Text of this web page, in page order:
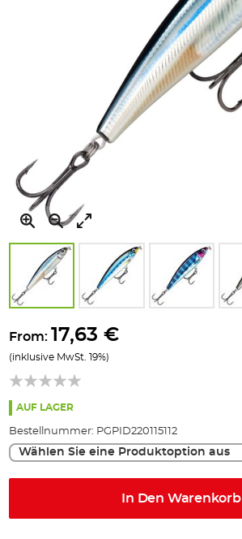
Anfang
Bildgalerie
springen
(inklusive MwSt. 19%)
From: 17,63 €
AUF LAGER
Bestellnummer: PGPID220115112
Wählen Sie eine Produktoption aus
In Den Warenkorb